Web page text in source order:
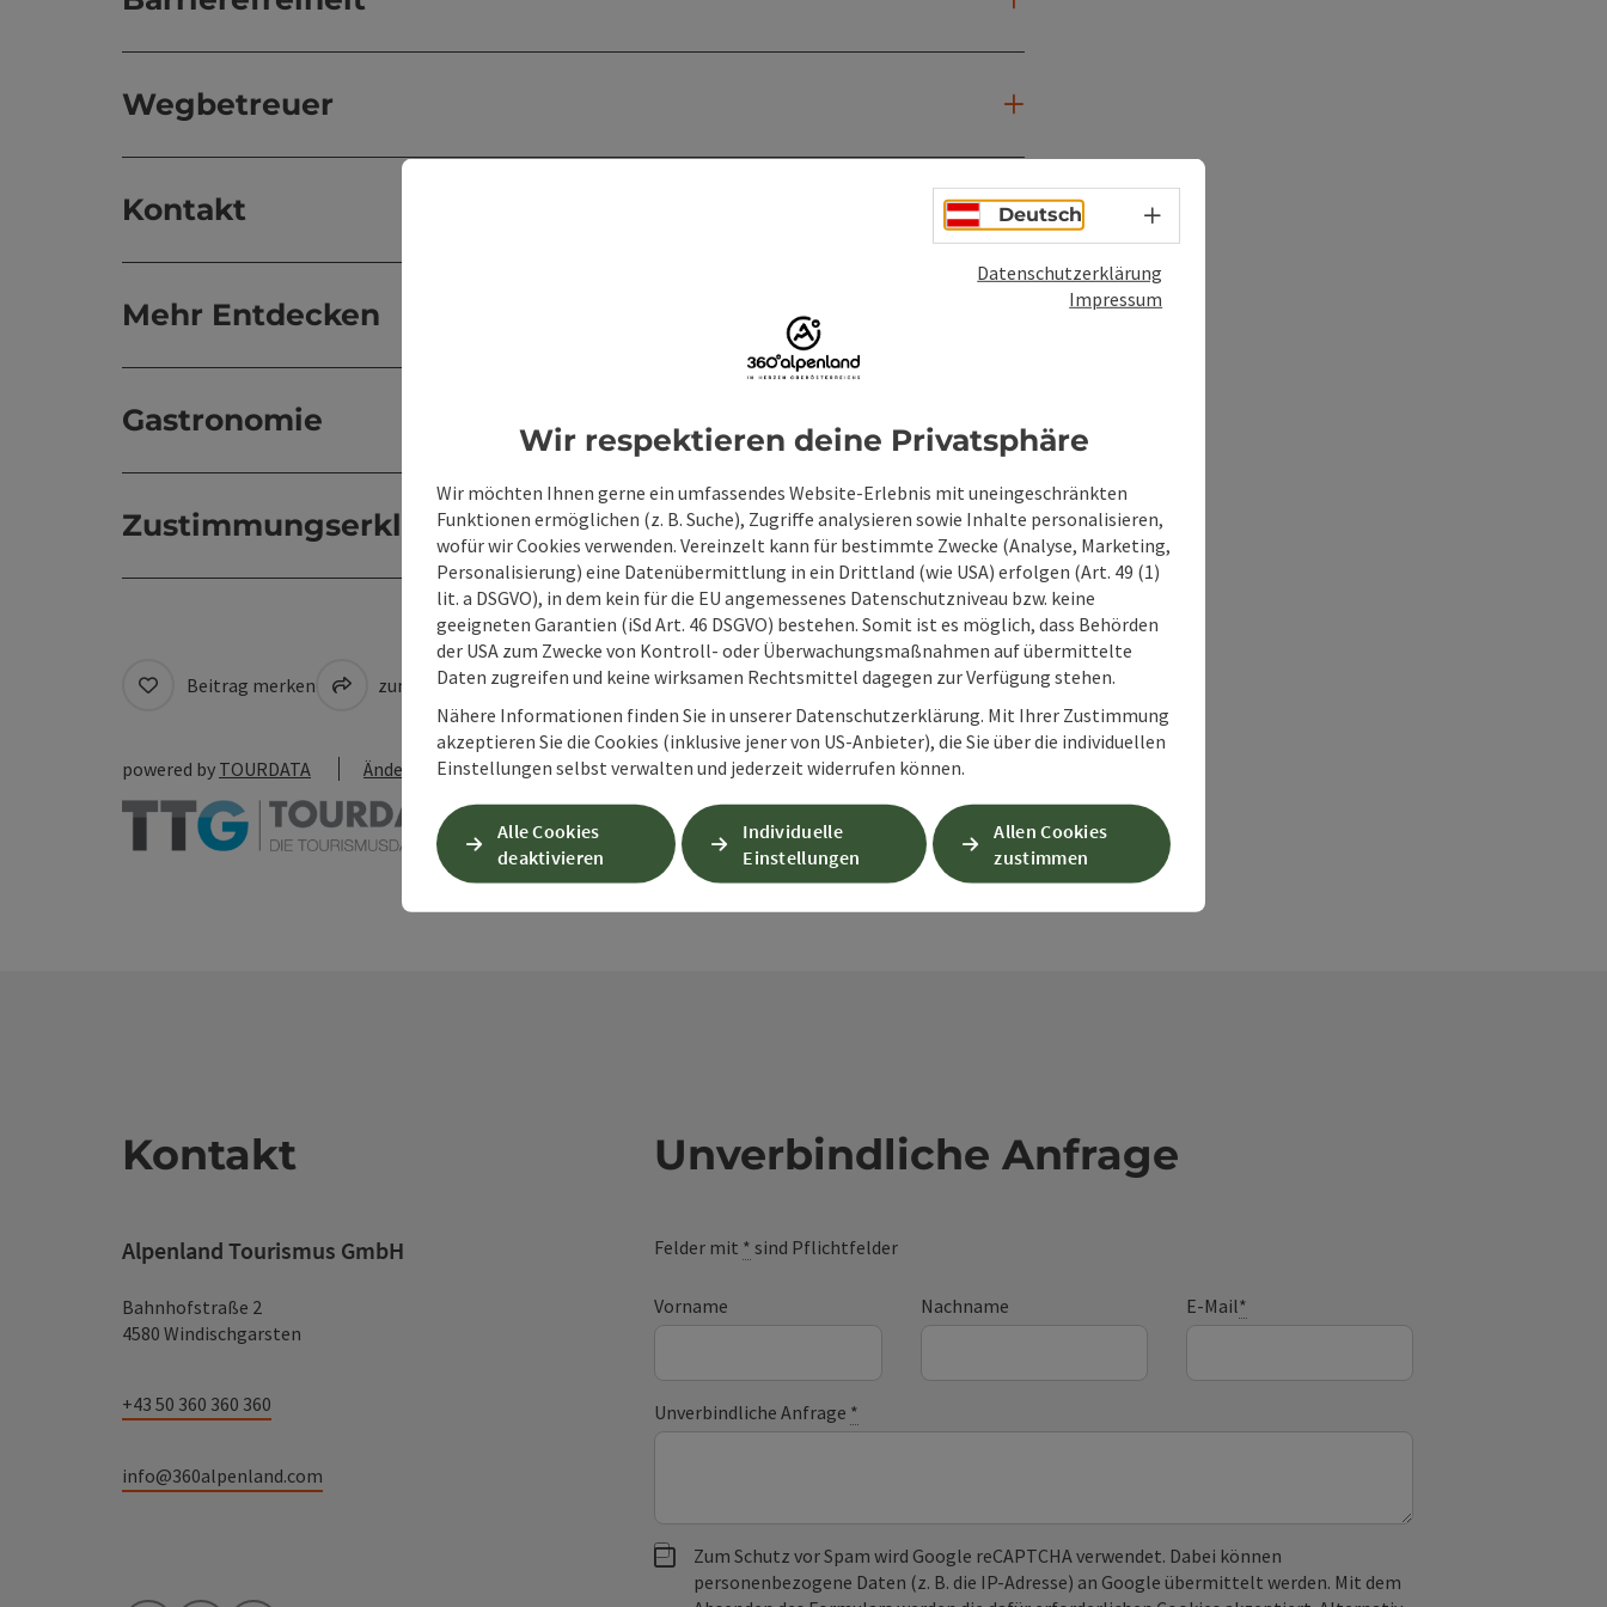
Wegbetreuer
Kontakt
Mehr Entdecken
Gastronomie
Zustimmungserklärung
Beitrag merken zum Merkzettel PDF erstellen Beitrag drucken In der Nähe
powered by TOURDATA Änderung vorschlagen
Kontakt
Alpenland Tourismus GmbH
Bahnhofstraße 2
4580 Windischgarsten
+43 50 360 360 360
info@360alpenland.com
Unverbindliche Anfrage
Felder mit * sind Pflichtfelder
Vorname Nachname E-Mail*
Unverbindliche Anfrage *
Zum Schutz vor Spam wird Google reCAPTCHA verwendet. Dabei können
personenbezogene Daten (z. B. die IP-Adresse) an Google übermittelt werden. Mit dem
Deutsch Sprachwahl - Menü öffnen
Datenschutzerklärung
Impressum
Wir respektieren deine Privatsphäre
Wir möchten Ihnen gerne ein umfassendes Website-Erlebnis mit uneingeschränkten
Funktionen ermöglichen (z. B. Suche), Zugriffe analysieren sowie Inhalte personalisieren,
wofür wir Cookies verwenden. Vereinzelt kann für bestimmte Zwecke (Analyse, Marketing,
Personalisierung) eine Datenübermittlung in ein Drittland (wie USA) erfolgen (Art. 49 (1)
lit. a DSGVO), in dem kein für die EU angemessenes Datenschutzniveau bzw. keine
geeigneten Garantien (iSd Art. 46 DSGVO) bestehen. Somit ist es möglich, dass Behörden
der USA zum Zwecke von Kontroll- oder Überwachungsmaßnahmen auf übermittelte
Daten zugreifen und keine wirksamen Rechtsmittel dagegen zur Verfügung stehen.
Nähere Informationen finden Sie in unserer Datenschutzerklärung. Mit Ihrer Zustimmung
akzeptieren Sie die Cookies (inklusive jener von US-Anbieter), die Sie über die individuellen
Einstellungen selbst verwalten und jederzeit widerrufen können.
Alle Cookies
deaktivieren
Individuelle
Einstellungen
Allen Cookies
zustimmen